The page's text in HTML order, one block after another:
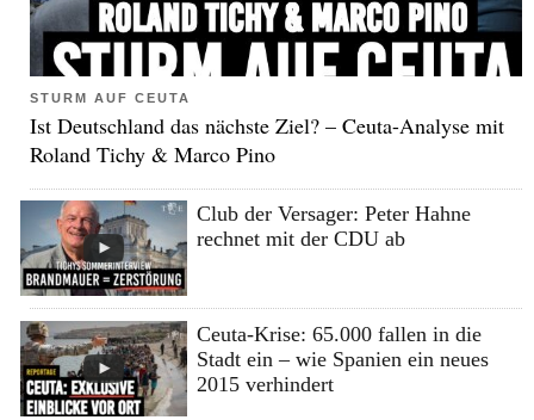
STURM AUF CEUTA
Ist Deutschland das nächste Ziel? – Ceuta-Analyse mit
Roland Tichy & Marco Pino
Club der Versager: Peter Hahne
rechnet mit der CDU ab
Ceuta-Krise: 65.000 fallen in die
Stadt ein – wie Spanien ein neues
2015 verhindert